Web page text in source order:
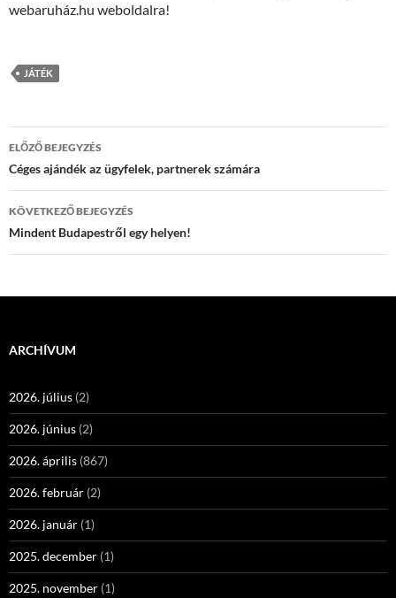
webaruház.hu weboldalra!
JÁTÉK
Bejegyzések
navigációja
ELŐZŐ BEJEGYZÉS
Céges ajándék az ügyfelek, partnerek számára
KÖVETKEZŐ BEJEGYZÉS
Mindent Budapestről egy helyen!
ARCHÍVUM
2026. július (2)
2026. június (2)
2026. április (867)
2026. február (2)
2026. január (1)
2025. december (1)
2025. november (1)